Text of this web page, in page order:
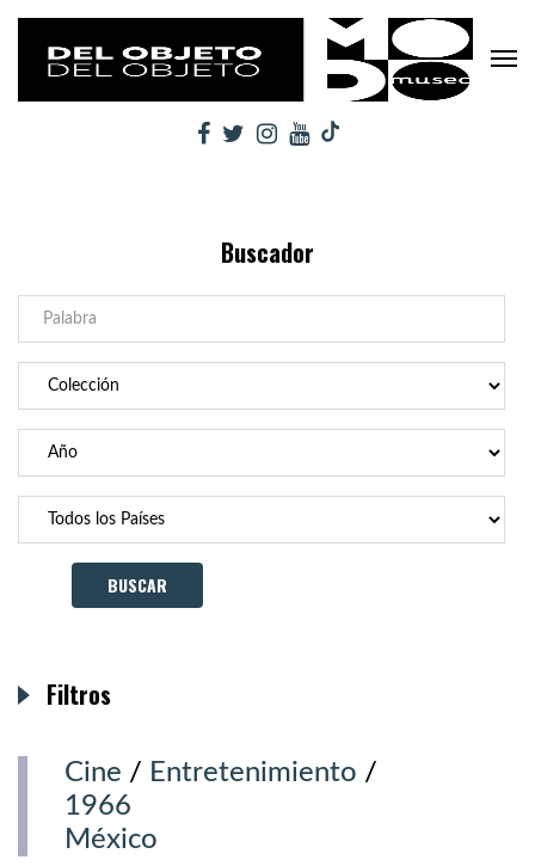
Buscador
Cine / Entretenimiento /
1966
México
Filtros